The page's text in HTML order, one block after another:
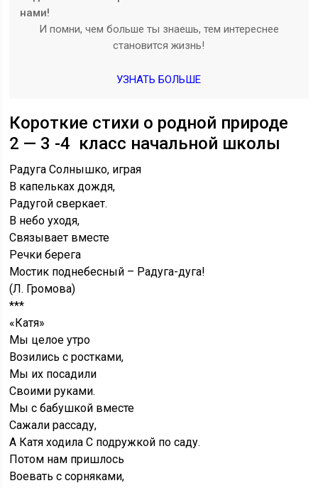
нами!
И помни, чем больше ты знаешь, тем интереснее
становится жизнь!
УЗНАТЬ БОЛЬШЕ
Короткие стихи о родной природе
2 — 3 -4 класс начальной школы
Радуга Солнышко, играя
В капельках дождя,
Радугой сверкает.
В небо уходя,
Связывает вместе
Речки берега
Мостик поднебесный – Радуга-дуга!
(Л. Громова)
***
«Катя»
Мы целое утро
Возились с ростками,
Мы их посадили
Своими руками.
Мы с бабушкой вместе
Сажали рассаду,
А Катя ходила С подружкой по саду.
Потом нам пришлось
Воевать с сорняками,